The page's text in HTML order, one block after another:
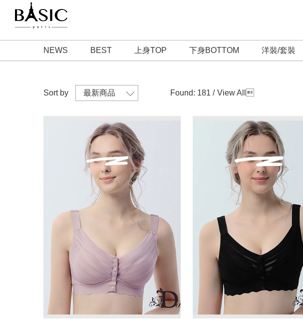
NEWS BEST 上身TOP 下身BOTTOM 洋裝/套裝
Sort by Found: 181 / View All 